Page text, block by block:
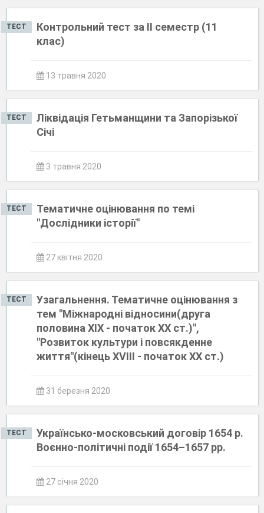
ТЕСТ
Контрольний тест за ІІ семестр (11
клас)
13 травня 2020
ТЕСТ
Ліквідація Гетьманщини та Запорізької
Січі
3 травня 2020
ТЕСТ
Тематичне оцінювання по темі
"Дослідники історії"
27 квітня 2020
ТЕСТ
Узагальнення. Тематичне оцінювання з
тем "Міжнародні відносини(друга
половина ХІХ - початок ХХ ст.)",
"Розвиток культури і повсякденне
життя"(кінець ХVІІІ - початок ХХ ст.)
31 березня 2020
ТЕСТ
Українсько-московський договір 1654 р.
Воєнно-політичні події 1654–1657 рр.
27 січня 2020